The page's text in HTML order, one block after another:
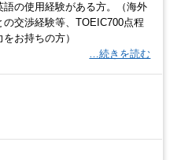
語の使用経験がある方。（海外
の交渉経験等、TOEIC700点程
お持ちの方）
…続きを読む